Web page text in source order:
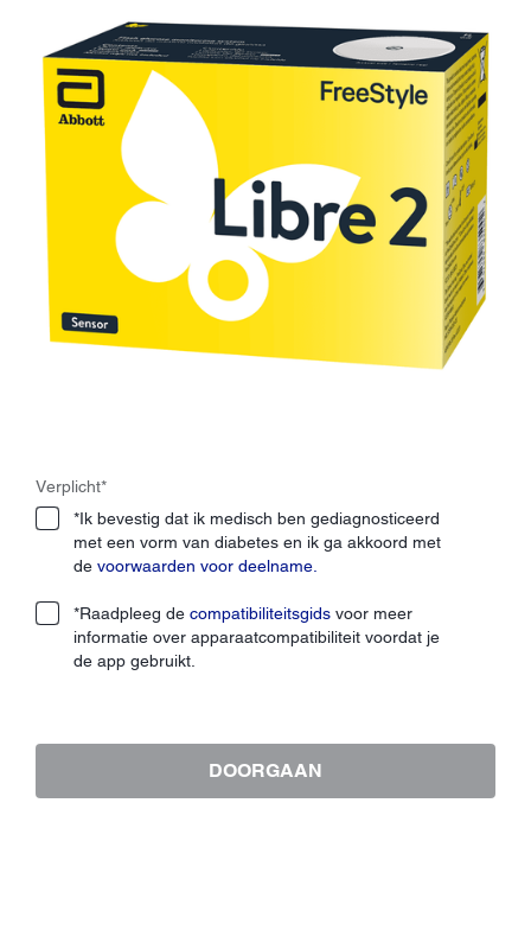
Verplicht*
*Ik bevestig dat ik medisch ben gediagnosticeerd
met een vorm van diabetes en ik ga akkoord met
de voorwaarden voor deelname.
*Raadpleeg de compatibiliteitsgids voor meer
informatie over apparaatcompatibiliteit voordat je
de app gebruikt.
DOORGAAN